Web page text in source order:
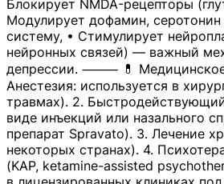
Блокирует NMDA-рецепторы
Модулирует дофамин,
систему, • Стимулирует
нейронных связей) — важный
депрессии. ⸻ 💊 Медицинское
Анестезия: используется в
травмах). 2.
виде инъекций или назального
препарат Spravato). 3. Лечение
некоторых странах). 4.
(KAP, ketamine-assisted